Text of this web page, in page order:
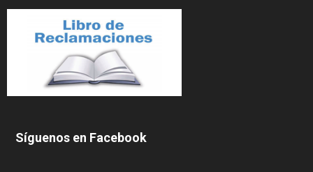
Síguenos en Facebook